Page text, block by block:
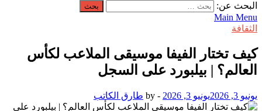
البحث عن:
Main Menu
الثقافة
كيف تختار الفيفا موسيقى الملاعب لكأس
العالم؟ | بيلبورد على السجل
يونيو 3, 2026 يونيو 3, 2026 -
by طارق الكاتب